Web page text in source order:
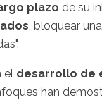
plazo de su
, bloquear
el desarrollo de
han